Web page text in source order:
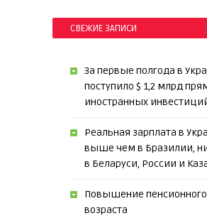
СВЕЖИЕ ЗАПИСИ
За первые полгода в
поступило $ 1,2 млрд
иностранных
Реальная зарплата в
выше чем в Бразилии,
в Беларуси, России и
Повышение пенсионного
возраста